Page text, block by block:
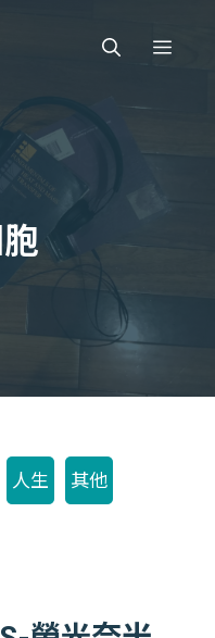
Menu
人生 其他